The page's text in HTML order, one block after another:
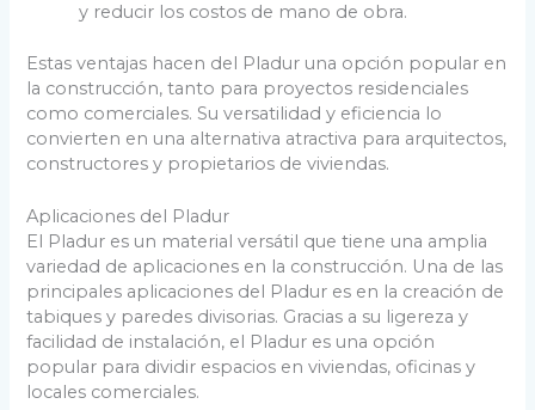
y reducir los costos de mano de obra.
Estas ventajas hacen del Pladur una opción popular en
la construcción, tanto para proyectos residenciales
como comerciales. Su versatilidad y eficiencia lo
convierten en una alternativa atractiva para arquitectos,
constructores y propietarios de viviendas.
Aplicaciones del Pladur
El Pladur es un material versátil que tiene una amplia
variedad de aplicaciones en la construcción. Una de las
principales aplicaciones del Pladur es en la creación de
tabiques y paredes divisorias. Gracias a su ligereza y
facilidad de instalación, el Pladur es una opción
popular para dividir espacios en viviendas, oficinas y
locales comerciales.